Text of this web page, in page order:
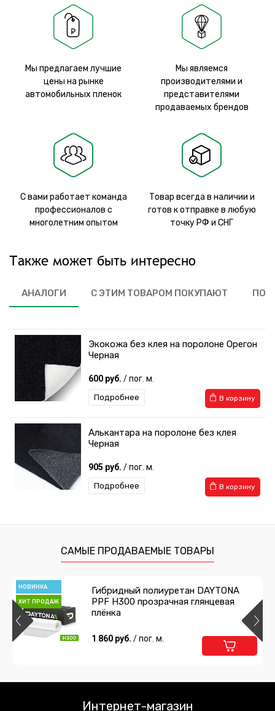
Мы предлагаем лучшие
цены на рынке
автомобильных пленок
Мы являемся
производителями и
представителями
продаваемых брендов
С вами работает команда
профессионалов с
многолетним опытом
Товар всегда в наличии и
готов к отправке в любую
точку РФ и СНГ
Также может быть интересно
АНАЛОГИ С ЭТИМ ТОВАРОМ ПОКУПАЮТ
Экокожа без клея на поролоне Орегон
Черная
600 руб. / пог. м.
В корзину
Подробнее
Алькантара на поролоне без клея
Черная
905 руб. / пог. м.
В корзину
Подробнее
САМЫЕ ПРОДАВАЕМЫЕ ТОВАРЫ
НОВИНКА
ХИТ ПРОДАЖ
Гибридный полиуретан DAYTONA
PPF H300 прозрачная глянцевая
плёнка
1 860 руб. / пог. м.
Интернет-магазин